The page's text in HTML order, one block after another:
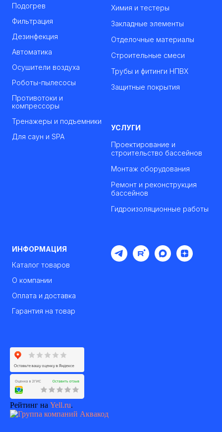
Подогрев
Фильтрация
Дезинфекция
Автоматика
Осушители воздуха
Роботы-пылесосы
Противотоки и
компрессоры
Тренажеры и подъемники
Для саун и SPA
Химия и тестеры
Закладные элементы
Отделочные материалы
Строительные смеси
Трубы и фитинги НПВХ
Защитные покрытия
УСЛУГИ
Проектирование и
строительство бассейнов
Монтаж оборудования
Ремонт и реконструкция
бассейнов
Гидроизоляционные работы
ИНФОРМАЦИЯ
Каталог товаров
О компании
Оплата и доставка
Гарантия на товар
Рейтинг на Yell.ru.